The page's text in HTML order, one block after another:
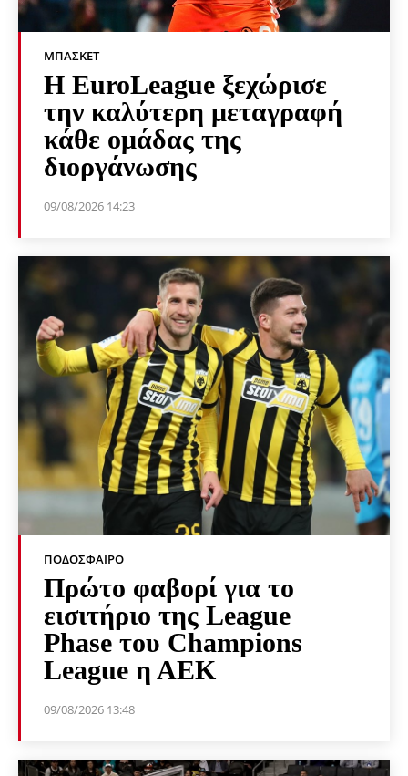
ΜΠΆΣΚΕΤ
Η EuroLeague ξεχώρισε
την καλύτερη μεταγραφή
κάθε ομάδας της
διοργάνωσης
09/08/2026 14:23
ΠΟΔΌΣΦΑΙΡΟ
Πρώτο φαβορί για το
εισιτήριο της League
Phase του Champions
League η ΑΕΚ
09/08/2026 13:48